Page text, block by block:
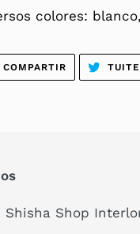
colores:
COMPARTIRCOMPARTIR
FACEBOOK
Shisha Shop